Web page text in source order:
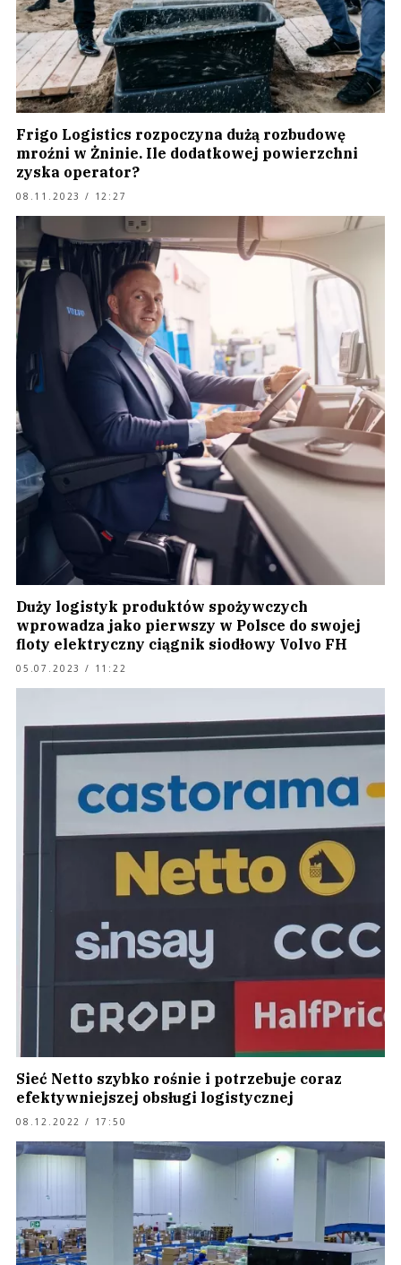
Frigo Logistics rozpoczyna dużą rozbudowę
mroźni w Żninie. Ile dodatkowej powierzchni
zyska operator?
08.11.2023 / 12:27
Duży logistyk produktów spożywczych
wprowadza jako pierwszy w Polsce do swojej
floty elektryczny ciągnik siodłowy Volvo FH
05.07.2023 / 11:22
Sieć Netto szybko rośnie i potrzebuje coraz
efektywniejszej obsługi logistycznej
08.12.2022 / 17:50